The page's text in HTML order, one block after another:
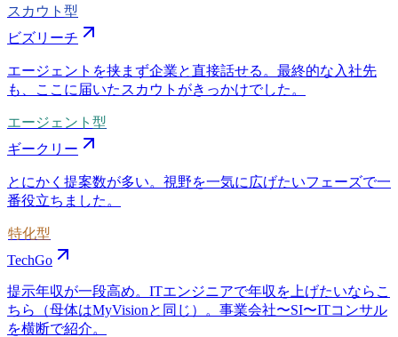
スカウト型
ビズリーチ
エージェントを挟まず企業と直接話せる。最終的な入社先
も、ここに届いたスカウトがきっかけでした。
エージェント型
ギークリー
とにかく提案数が多い。視野を一気に広げたいフェーズで一
番役立ちました。
特化型
TechGo
提示年収が一段高め。ITエンジニアで年収を上げたいならこ
ちら（母体はMyVisionと同じ）。事業会社〜SI〜ITコンサル
を横断で紹介。